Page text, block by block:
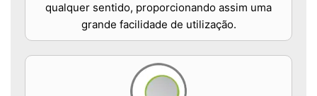
qualquer sentido, proporcionando assim uma
grande facilidade de utilização.